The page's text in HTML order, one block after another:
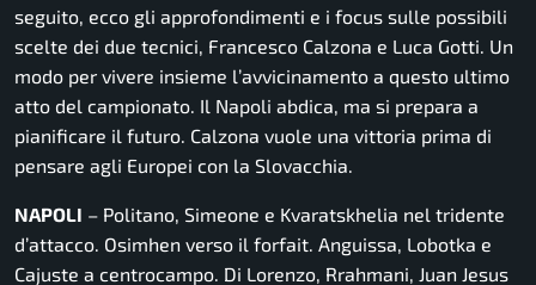
seguito, ecco gli approfondimenti e i focus sulle possibili
scelte dei due tecnici, Francesco Calzona e Luca Gotti. Un
modo per vivere insieme l’avvicinamento a questo ultimo
atto del campionato. Il Napoli abdica, ma si prepara a
pianificare il futuro. Calzona vuole una vittoria prima di
pensare agli Europei con la Slovacchia.
NAPOLI – Politano, Simeone e Kvaratskhelia nel tridente
d’attacco. Osimhen verso il forfait. Anguissa, Lobotka e
Cajuste a centrocampo. Di Lorenzo, Rrahmani, Juan Jesus